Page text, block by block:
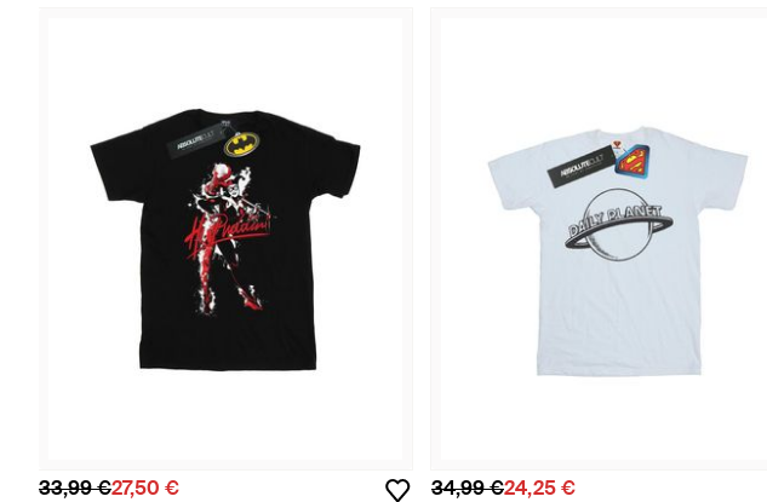
33,99 €27,50 € 34,99 €24,25 €